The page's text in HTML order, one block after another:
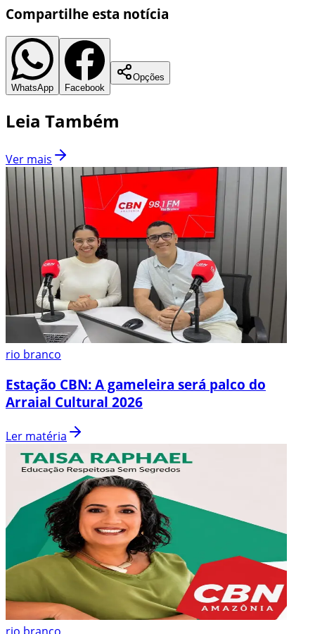
Compartilhe esta notícia
WhatsApp Facebook
Opções
Leia Também
Ver mais
rio branco
Estação CBN: A gameleira será palco do
Arraial Cultural 2026
Ler matéria